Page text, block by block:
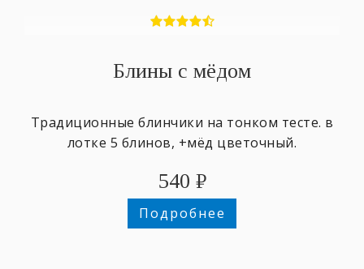
Блины с мёдом
Традиционные блинчики на тонком тесте. в
лотке 5 блинов, +мёд цветочный.
540 ₽
Подробнее